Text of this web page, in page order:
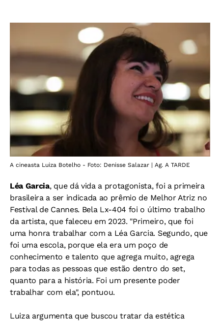
A cineasta Luiza Botelho - Foto: Denisse Salazar | Ag. A TARDE
Léa Garcia, que dá vida a protagonista, foi a primeira
brasileira a ser indicada ao prêmio de Melhor Atriz no
Festival de Cannes. Bela Lx-404 foi o último trabalho
da artista, que faleceu em 2023. "Primeiro, que foi
uma honra trabalhar com a Léa Garcia. Segundo, que
foi uma escola, porque ela era um poço de
conhecimento e talento que agrega muito, agrega
para todas as pessoas que estão dentro do set,
quanto para a história. Foi um presente poder
trabalhar com ela", pontuou.
Luiza argumenta que buscou tratar da estética